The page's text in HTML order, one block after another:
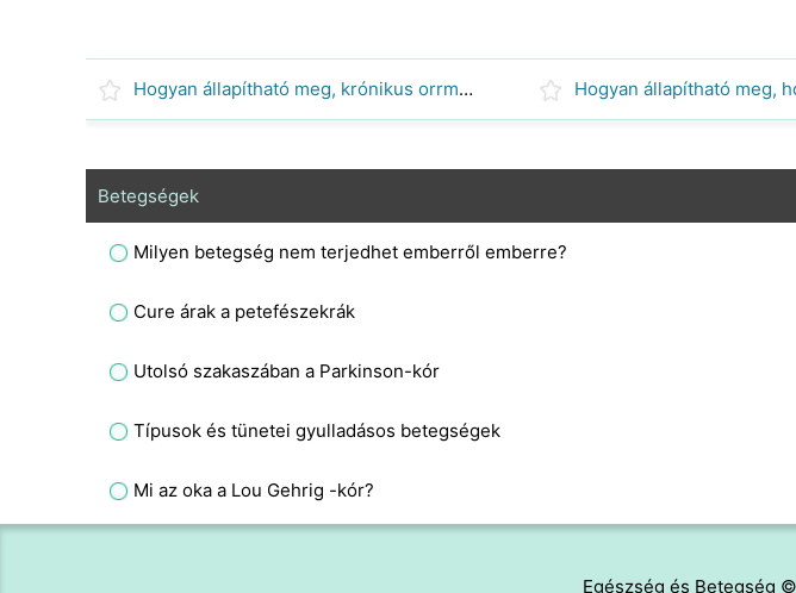
Hogyan állapítható meg, krónikus orrmelléküreg-gyulladás
Betegségek
Milyen betegség nem terjedhet emberről emberre?
Cure árak a petefészekrák
Utolsó szakaszában a Parkinson-kór
Típusok és tünetei gyulladásos betegségek
Mi az oka a Lou Gehrig -kór?
Egészség és Betegség